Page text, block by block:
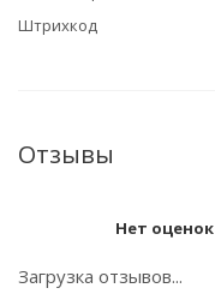
Штрихкод
Отзывы
Нет оценок
Загрузка отзывов...